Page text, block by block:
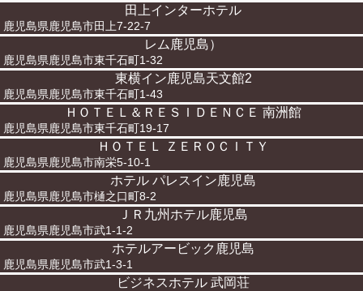
田上インターホテル
鹿児島県鹿児島市田上7-22-7
レム鹿児島）
鹿児島県鹿児島市東千石町1-32
東横イン鹿児島天文館2
鹿児島県鹿児島市東千石町1-43
ＨＯＴＥＬ＆ＲＥＳＩＤＥＮＣＥ 南洲館
鹿児島県鹿児島市東千石町19-17
ＨＯＴＥＬ ＺＥＲＯＣＩＴＹ
鹿児島県鹿児島市南栄5-10-1
ホテル パレスイン鹿児島
鹿児島県鹿児島市樋之口町8-2
ＪＲ九州ホテル鹿児島
鹿児島県鹿児島市武1-1-2
ホテルアービック鹿児島
鹿児島県鹿児島市武1-3-1
ビジネスホテル 武岡荘